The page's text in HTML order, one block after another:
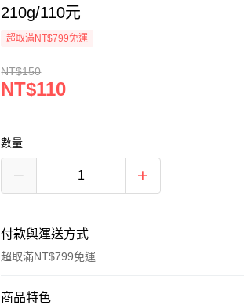
210g/110元
超取滿NT$799免運
NT$150
NT$110
數量
付款與運送方式
超取滿NT$799免運
付款方式
商品特色